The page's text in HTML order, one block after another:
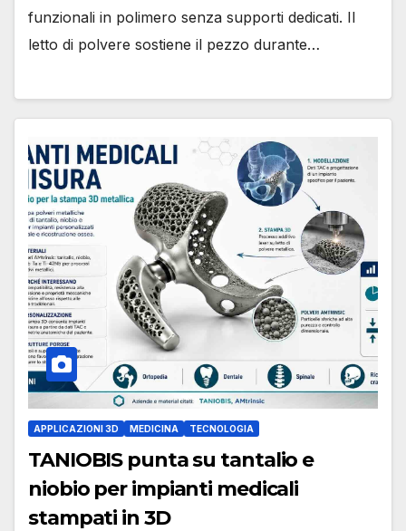
funzionali in polimero senza supporti dedicati. Il
letto di polvere sostiene il pezzo durante…
APPLICAZIONI 3D MEDICINA TECNOLOGIA
TANIOBIS punta su tantalio e
niobio per impianti medicali
stampati in 3D